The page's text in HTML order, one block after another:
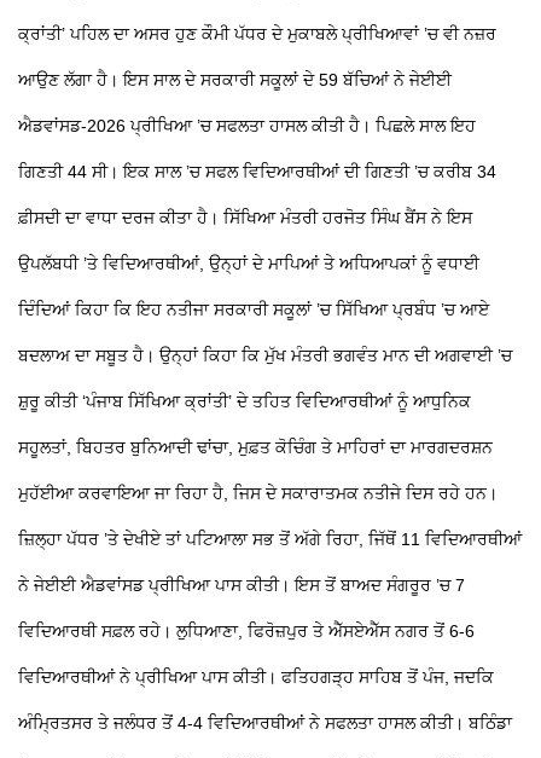
ਕ੍ਰਾਂਤੀ’ ਪਹਿਲ ਦਾ ਅਸਰ ਹੁਣ ਕੌਮੀ ਪੱਧਰ ਦੇ ਮੁਕਾਬਲੇ ਪ੍ਰੀਖਿਆਵਾਂ ’ਚ ਵੀ ਨਜ਼ਰ
ਆਉਣ ਲੱਗਾ ਹੈ। ਇਸ ਸਾਲ ਦੇ ਸਰਕਾਰੀ ਸਕੂਲਾਂ ਦੇ 59 ਬੱਚਿਆਂ ਨੇ ਜੇਈਈ
ਐਡਵਾਂਸਡ-2026 ਪ੍ਰੀਖਿਆ ’ਚ ਸਫਲਤਾ ਹਾਸਲ ਕੀਤੀ ਹੈ। ਪਿਛਲੇ ਸਾਲ ਇਹ
ਗਿਣਤੀ 44 ਸੀ। ਇਕ ਸਾਲ ’ਚ ਸਫਲ ਵਿਦਿਆਰਥੀਆਂ ਦੀ ਗਿਣਤੀ ’ਚ ਕਰੀਬ 34
ਫ਼ੀਸਦੀ ਦਾ ਵਾਧਾ ਦਰਜ ਕੀਤਾ ਹੈ। ਸਿੱਖਿਆ ਮੰਤਰੀ ਹਰਜੋਤ ਸਿੰਘ ਬੈਂਸ ਨੇ ਇਸ
ਉਪਲੱਬਧੀ ’ਤੇ ਵਿਦਿਆਰਥੀਆਂ, ਉਨ੍ਹਾਂ ਦੇ ਮਾਪਿਆਂ ਤੇ ਅਧਿਆਪਕਾਂ ਨੂੰ ਵਧਾਈ
ਦਿੰਦਿਆਂ ਕਿਹਾ ਕਿ ਇਹ ਨਤੀਜਾ ਸਰਕਾਰੀ ਸਕੂਲਾਂ ’ਚ ਸਿੱਖਿਆ ਪ੍ਰਬੰਧ ’ਚ ਆਏ
ਬਦਲਾਅ ਦਾ ਸਬੂਤ ਹੈ। ਉਨ੍ਹਾਂ ਕਿਹਾ ਕਿ ਮੁੱਖ ਮੰਤਰੀ ਭਗਵੰਤ ਮਾਨ ਦੀ ਅਗਵਾਈ ’ਚ
ਸ਼ੁਰੂ ਕੀਤੀ ‘ਪੰਜਾਬ ਸਿੱਖਿਆ ਕ੍ਰਾਂਤੀ’ ਦੇ ਤਹਿਤ ਵਿਦਿਆਰਥੀਆਂ ਨੂੰ ਆਧੁਨਿਕ
ਸਹੂਲਤਾਂ, ਬਿਹਤਰ ਬੁਨਿਆਦੀ ਢਾਂਚਾ, ਮੁਫ਼ਤ ਕੋਚਿੰਗ ਤੇ ਮਾਹਿਰਾਂ ਦਾ ਮਾਰਗਦਰਸ਼ਨ
ਮੁਹੱਈਆ ਕਰਵਾਇਆ ਜਾ ਰਿਹਾ ਹੈ, ਜਿਸ ਦੇ ਸਕਾਰਾਤਮਕ ਨਤੀਜੇ ਦਿਸ ਰਹੇ ਹਨ।
ਜ਼ਿਲ੍ਹਾ ਪੱਧਰ ’ਤੇ ਦੇਖੀਏ ਤਾਂ ਪਟਿਆਲਾ ਸਭ ਤੋਂ ਅੱਗੇ ਰਿਹਾ, ਜਿੱਥੋਂ 11 ਵਿਦਿਆਰਥੀਆਂ
ਨੇ ਜੇਈਈ ਐਡਵਾਂਸਡ ਪ੍ਰੀਖਿਆ ਪਾਸ ਕੀਤੀ। ਇਸ ਤੋਂ ਬਾਅਦ ਸੰਗਰੂਰ ’ਚ 7
ਵਿਦਿਆਰਥੀ ਸਫ਼ਲ ਰਹੇ। ਲੁਧਿਆਣਾ, ਫਿਰੋਜ਼ਪੁਰ ਤੇ ਐੱਸਏਐੱਸ ਨਗਰ ਤੋਂ 6-6
ਵਿਦਿਆਰਥੀਆਂ ਨੇ ਪ੍ਰੀਖਿਆ ਪਾਸ ਕੀਤੀ। ਫਤਿਹਗੜ੍ਹ ਸਾਹਿਬ ਤੋਂ ਪੰਜ, ਜਦਕਿ
ਅੰਮ੍ਰਿਤਸਰ ਤੇ ਜਲੰਧਰ ਤੋਂ 4-4 ਵਿਦਿਆਰਥੀਆਂ ਨੇ ਸਫਲਤਾ ਹਾਸਲ ਕੀਤੀ। ਬਠਿੰਡਾ